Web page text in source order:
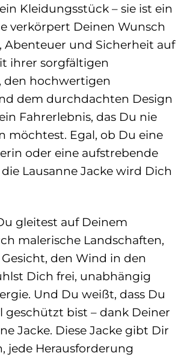
Kleidungsstück – sie ist ein
verkörpert Deinen Wunsch
Abenteuer und Sicherheit auf
ihrer sorgfältigen
den hochwertigen
dem durchdachten Design
Fahrerlebnis, das Du nie
möchtest. Egal, ob Du eine
oder eine aufstrebende
Lausanne Jacke wird Dich
gleitest auf Deinem
malerische Landschaften,
den Wind in den
Dich frei, unabhängig
Und Du weißt, dass Du
geschützt bist – dank Deiner
Jacke. Diese Jacke gibt Dir
jede Herausforderung